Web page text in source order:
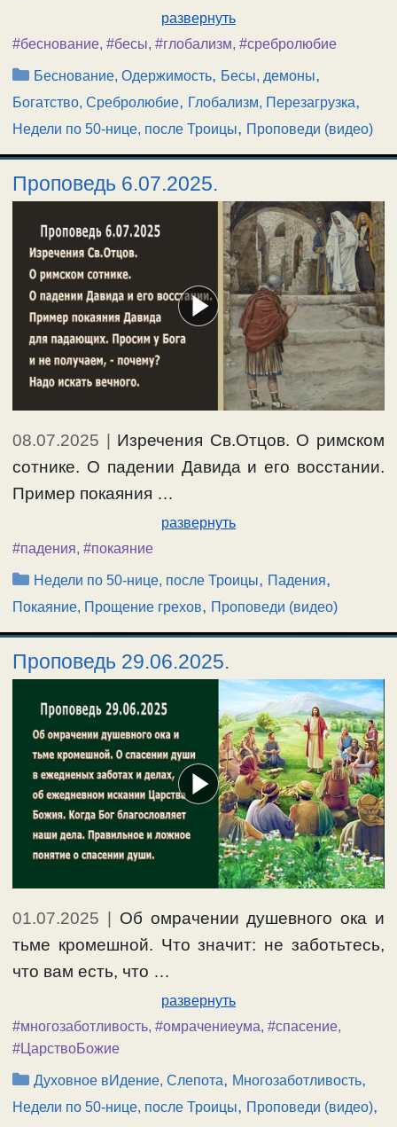
развернуть
#беснование, #бесы, #глобализм, #сребролюбие
Рубрики
Беснование, Одержимость, Бесы, демоны,
Богатство, Сребролюбие, Глобализм, Перезагрузка,
Недели по 50-нице, после Троицы, Проповеди (видео)
Проповедь 6.07.2025.
08.07.2025
Изречения Св.Отцов. О римском
сотнике. О падении Давида и его восстании.
Пример покаяния …
развернуть
#падения, #покаяние
Рубрики
Недели по 50-нице, после Троицы, Падения,
Покаяние, Прощение грехов, Проповеди (видео)
Проповедь 29.06.2025.
01.07.2025 | Об омрачении душевного ока и
тьме кромешной. Что значит: не заботьтесь,
что вам есть, что …
развернуть
#многозаботливость, #омрачениеума, #спасение,
#ЦарствоБожие
Рубрики
Духовное вИдение, Слепота, Многозаботливость,
Недели по 50-нице, после Троицы, Проповеди (видео),